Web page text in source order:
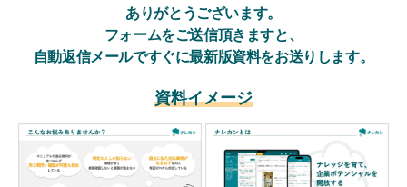
セキュリティ
よくある質問
ありがとうございます。
フォームをご送信頂きますと、
自動返信メールですぐに最新版資料をお送りします。
資料イメージ